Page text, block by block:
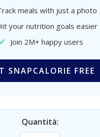
meals with just a photo
your nutrition goals easier
✓ Join 2M+ happy users
SNAPCALORIE FREE
Quantità: